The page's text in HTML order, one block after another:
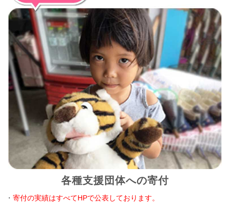
各種支援団体への寄付
・寄付の実績はすべてHPで公表しております。